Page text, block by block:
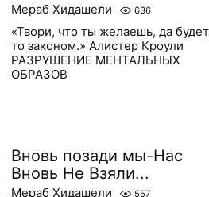
Мераб Хидашели 636
«Твори, что ты желаешь, да будет
то законом.» Алистер Кроули
РАЗРУШЕНИЕ МЕНТАЛЬНЫХ
ОБРАЗОВ
Вновь позади мы-Нас
Вновь Не Взяли...
Мераб Хидашели 557